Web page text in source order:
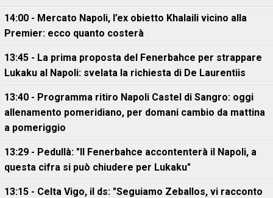
14:00 - Mercato Napoli, l’ex obietto Khalaili vicino alla
Premier: ecco quanto costerà
13:45 - La prima proposta del Fenerbahce per strappare
Lukaku al Napoli: svelata la richiesta di De Laurentiis
13:40 - Programma ritiro Napoli Castel di Sangro: oggi
allenamento pomeridiano, per domani cambio da mattina
a pomeriggio
13:29 - Pedullà: "Il Fenerbahce accontenterà il Napoli, a
questa cifra si può chiudere per Lukaku"
13:15 - Celta Vigo, il ds: "Seguiamo Zeballos, vi racconto